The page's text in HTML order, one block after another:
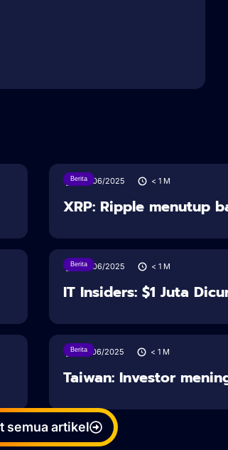
Berita
28/06/2025 < 1 M
XRP: Ripple menutup
Berita
28/06/2025 < 1 M
IT Insiders: $1 Juta
Berita
27/06/2025 < 1 M
Taiwan: Investor
semua artikel